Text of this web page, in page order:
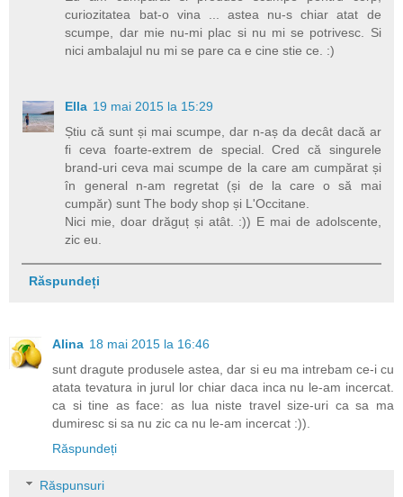
curiozitatea bat-o vina ... astea nu-s chiar atat de
scumpe, dar mie nu-mi plac si nu mi se potrivesc. Si
nici ambalajul nu mi se pare ca e cine stie ce. :)
Ella 19 mai 2015 la 15:29
Știu că sunt și mai scumpe, dar n-aș da decât dacă ar
fi ceva foarte-extrem de special. Cred că singurele
brand-uri ceva mai scumpe de la care am cumpărat și
în general n-am regretat (și de la care o să mai
cumpăr) sunt The body shop și L'Occitane.
Nici mie, doar drăguț și atât. :)) E mai de adolscente,
zic eu.
Răspundeți
Alina 18 mai 2015 la 16:46
sunt dragute produsele astea, dar si eu ma intrebam ce-i cu
atata tevatura in jurul lor chiar daca inca nu le-am incercat.
ca si tine as face: as lua niste travel size-uri ca sa ma
dumiresc si sa nu zic ca nu le-am incercat :)).
Răspundeți
Răspunsuri